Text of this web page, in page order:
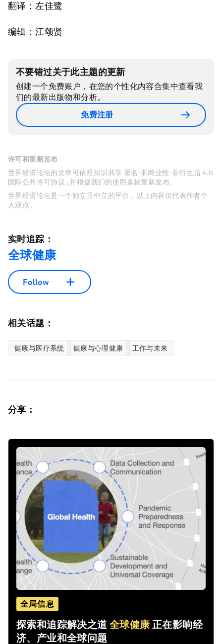
翻译：左佳鹭
编辑：江颂贤
不要错过关于此主题的更新
创建一个免费账户，在您的个性化内容合集中查看我
们的最新出版物和分析。
免费注册
许可和重新发布
世界经济论坛的文章可依照知识共享 署名-非商业性-非衍生品 4.0
国际公共许可协议 , 并根据我们的使用条款重新发布。
世界经济论坛是一个独立且中立的平台，以上内容仅代表作者个
人观点。
实时追踪：
全球健康
Follow
相关话题：
健康与医疗系统 健康与心理健康 工作与未来
分享：
全局信息
探索和追踪解决之道 全球健康 正在影响经
济、产业和全球问题